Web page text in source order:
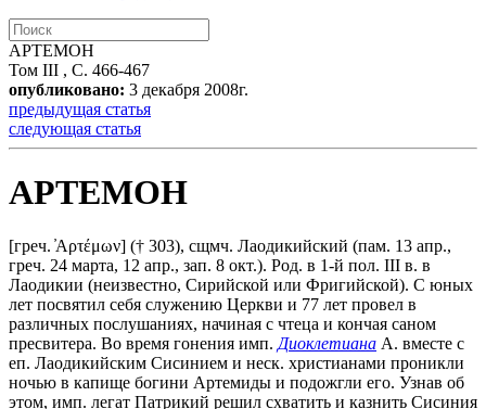
АРТЕМОН
Том III , С. 466-467
опубликовано: 3 декабря 2008г.
предыдущая статья
следующая статья
АРТЕМОН
[греч. ̓Αρτέμων] († 303), сщмч. Лаодикийский (пам. 13 апр.,
греч. 24 марта, 12 апр., зап. 8 окт.). Род. в 1-й пол. III в. в
Лаодикии (неизвестно, Сирийской или Фригийской). С юных
лет посвятил себя служению Церкви и 77 лет провел в
различных послушаниях, начиная с чтеца и кончая саном
пресвитера. Во время гонения имп. Диоклетиана А. вместе с
еп. Лаодикийским Сисинием и неск. христианами проникли
ночью в капище богини Артемиды и подожгли его. Узнав об
этом, имп. легат Патрикий решил схватить и казнить Сисиния